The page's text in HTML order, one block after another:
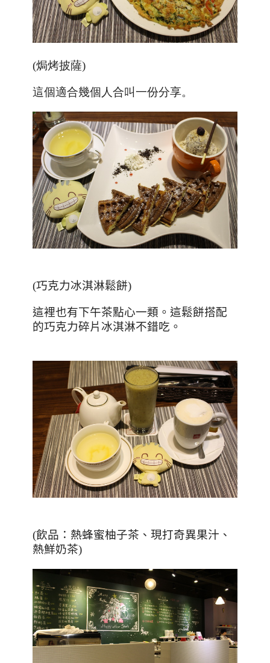
(焗烤披薩)
這個適合幾個人合叫一份分享。
(巧克力冰淇淋鬆餅)
這裡也有下午茶點心一類。這鬆餅搭配
的巧克力碎片冰淇淋不錯吃。
(飲品：熱蜂蜜柚子茶、現打奇異果汁、
熱鮮奶茶)